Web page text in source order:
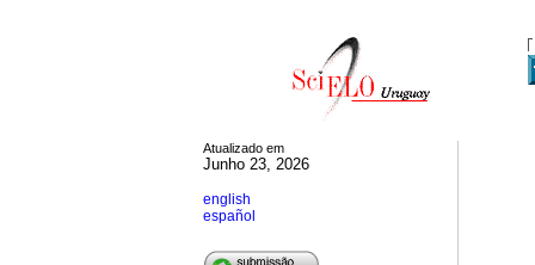
Atualizado em
Junho 23, 2026
english
español